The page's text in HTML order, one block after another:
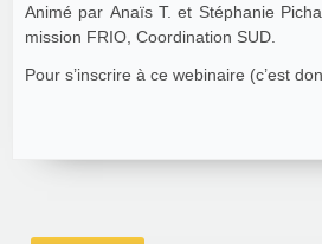
Animé par Anaïs T. et Stéphanie
mission FRIO, Coordination SUD.
Pour s’inscrire à ce webinaire (c’est